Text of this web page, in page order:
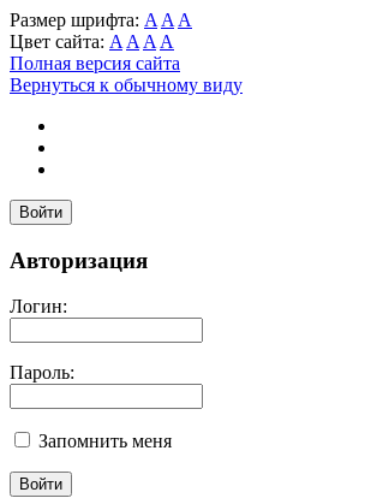
Размер шрифта: A A A
Цвет сайта: A A A A
Полная версия сайта
Вернуться к обычному виду
Войти
Авторизация
Логин:
Пароль:
Запомнить меня